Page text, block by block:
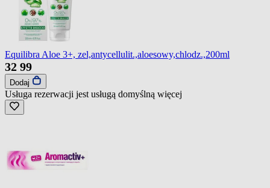
Equilibra Aloe 3+, zel,antycellulit.,aloesowy,chlodz.,200ml
32 99
Dodaj
Usługa rezerwacji jest usługą domyślną więcej